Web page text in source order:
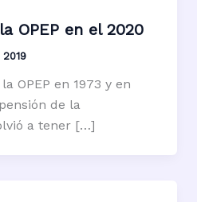
OPEP en el 2020
OPEP en 1973 y en
de la
a tener […]